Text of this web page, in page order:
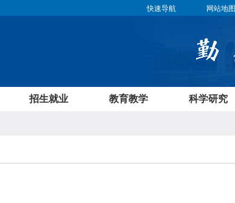
快速导航 网站地图
招生就业 教育教学 科学研究